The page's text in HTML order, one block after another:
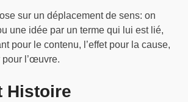
sur un déplacement de sens: on
une idée par un terme qui lui est lié,
pour le contenu, l’effet pour la cause,
pour l’œuvre.
Histoire